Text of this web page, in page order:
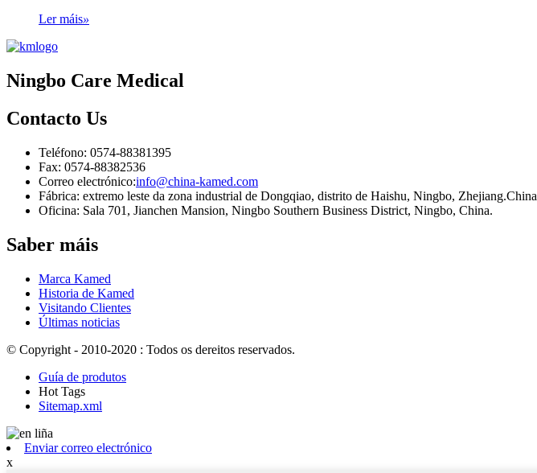
Ler máis»
Ningbo Care Medical
Contacto Us
Teléfono: 0574-88381395
Fax: 0574-88382536
Correo electrónico:info@china-kamed.com
Fábrica: extremo leste da zona industrial de Dongqiao, distrito de Haishu, Ningbo, Zhejiang.China
Oficina: Sala 701, Jianchen Mansion, Ningbo Southern Business District, Ningbo, China.
Saber máis
Marca Kamed
Historia de Kamed
Visitando Clientes
Últimas noticias
© Copyright - 2010-2020 : Todos os dereitos reservados.
Guía de produtos
Hot Tags
Sitemap.xml
Enviar correo electrónico
x